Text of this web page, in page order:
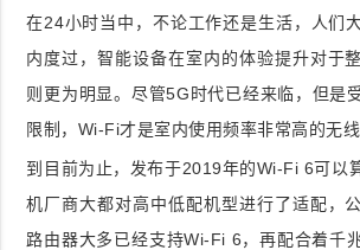
在24小时当中，不论工作还是生活，人们
内度过，智能设备在室内的体验提升对于
则更为明显。尽管5G时代已经来临，但是
限制，Wi-Fi才是室内使用频率非常高的无线
到目前为止，发布于2019年的Wi-Fi 6可以
机厂商大都对高中低配机型进行了适配，
路由器大多已经支持Wi-Fi 6，再配合着千